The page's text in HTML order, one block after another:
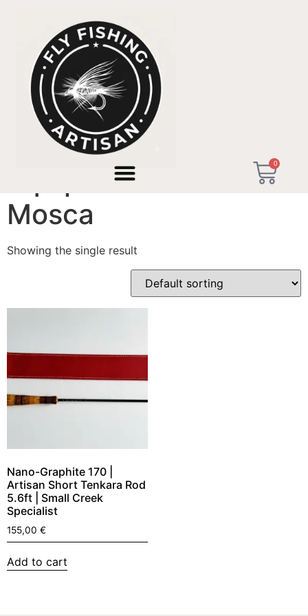
0
/ Products tagged “Equipo de Pesca Mosca”
Equipo de Pesca
Mosca
Showing the single result
Nano-Graphite 170 |
Artisan Short Tenkara Rod
5.6ft | Small Creek
Specialist
155,00 €
Add to cart